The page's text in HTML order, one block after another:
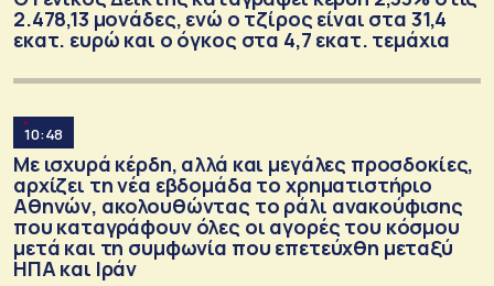
2.478,13 μονάδες, ενώ ο τζίρος είναι στα 31,4
εκατ. ευρώ και ο όγκος στα 4,7 εκατ. τεμάχια
10:48
Με ισχυρά κέρδη, αλλά και μεγάλες προσδοκίες,
αρχίζει τη νέα εβδομάδα το χρηματιστήριο
Αθηνών, ακολουθώντας το ράλι ανακούφισης
που καταγράφουν όλες οι αγορές του κόσμου
μετά και τη συμφωνία που επετεύχθη μεταξύ
ΗΠΑ και Ιράν